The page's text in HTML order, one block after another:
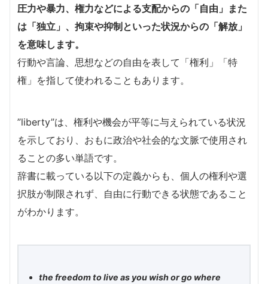
圧力や暴力、権力などによる支配からの「自由」また
は「独立」、拘束や抑制といった状況からの「解放」
を意味します。
行動や言論、思想などの自由を表して「権利」「特
権」を指して使われることもあります。
”liberty”は、権利や機会が平等に与えられている状況
を示しており、おもに政治や社会的な文脈で使用され
ることの多い単語です。
辞書に載っている以下の定義からも、個人の権利や選
択肢が制限されず、自由に行動できる状態であること
がわかります。
the freedom to live as you wish or go where